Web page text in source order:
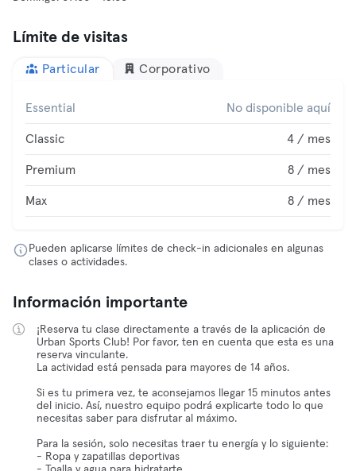
Límite de visitas
Particular Corporativo
Essential No disponible aquí
Classic 4 / mes
Premium 8 / mes
Max 8 / mes
Pueden aplicarse límites de check-in adicionales en algunas
clases o actividades.
Información importante
¡Reserva tu clase directamente a través de la aplicación de
Urban Sports Club! Por favor, ten en cuenta que esta es una
reserva vinculante.
La actividad está pensada para mayores de 14 años.
Si es tu primera vez, te aconsejamos llegar 15 minutos antes
del inicio. Así, nuestro equipo podrá explicarte todo lo que
necesitas saber para disfrutar al máximo.
Para la sesión, solo necesitas traer tu energía y lo siguiente:
- Ropa y zapatillas deportivas